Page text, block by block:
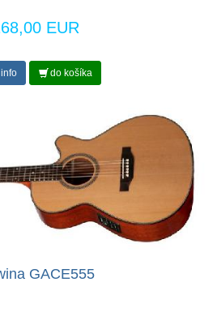
EUR
do košíka
GACE555